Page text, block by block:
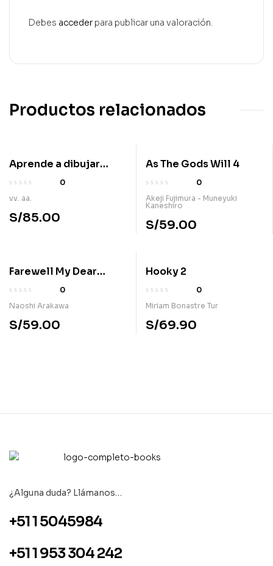
Debes acceder para publicar una valoración.
Productos relacionados
Aprende a dibujar
manga Vol 3.
0
vv. aa.
S/85.00
As The Gods Will 4
0
Akeji Fujimura - Muneyuki
Kaneshiro
S/59.00
Farewell My Dear
Cramer 3
0
Naoshi Arakawa
S/59.00
Hooky 2
0
Miriam Bonastre Tur
S/69.90
¿Alguna duda? Llámanos…
+51 1 5045984
+51 1 953 304 242